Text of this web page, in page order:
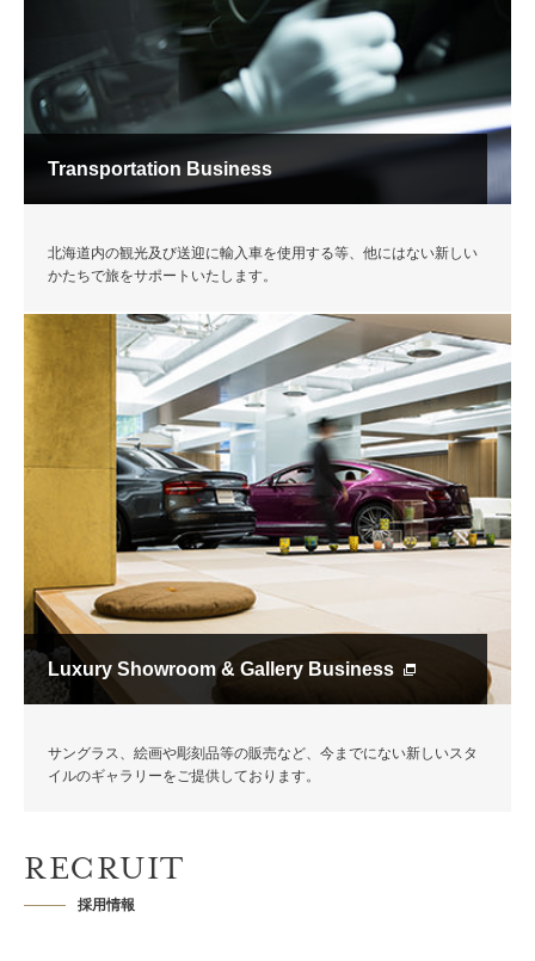
Transportation Business
北海道内の観光及び送迎に輸入車を使用する等、他にはない新しい
かたちで旅をサポートいたします。
Luxury Showroom & Gallery Business
サングラス、絵画や彫刻品等の販売など、今までにない新しいスタ
イルのギャラリーをご提供しております。
RECRUIT
採用情報